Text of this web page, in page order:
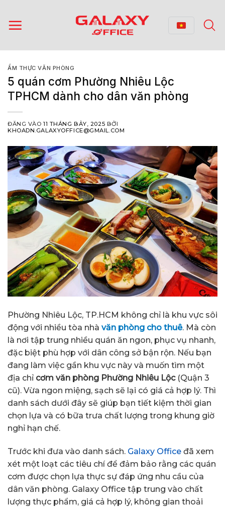
qua
nội
ẨM THỰC VĂN PHÒNG
5 quán cơm Phường Nhiêu Lộc
TPHCM dành cho dân văn phòng
ĐĂNG VÀO11 THÁNG BẢY, 2025 BỞI
KHOADN.GALAXYOFFICE@GMAIL.COM
Phường Nhiêu Lộc, TP.HCM không chỉ là khu vực sôi
động với nhiều tòa nhà văn phòng cho thuê. Mà còn
là nơi tập trung nhiều quán ăn ngon, phục vụ nhanh,
đặc biệt phù hợp với dân công sở bận rộn. Nếu bạn
đang làm việc gần khu vực này và muốn tìm một
địa chỉ cơm văn phòng Phường Nhiêu Lộc(Quận 3
cũ). Vừa ngon miệng, sạch sẽ lại có giá cả hợp lý. Thì
danh sách dưới đây sẽ giúp bạn tiết kiệm thời gian
chọn lựa và có bữa trưa chất lượng trong khung giờ
nghỉ hạn chế.
Trước khi đưa vào danh sách. Galaxy Office đã xem
xét một loạt các tiêu chí để đảm bảo rằng các quán
cơm được chọn lựa thực sự đáp ứng nhu cầu của
dân văn phòng. Galaxy Office tập trung vào chất
lượng thực phẩm, giá cả hợp lý, không gian thoải